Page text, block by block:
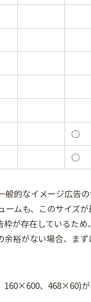
○
○
的なイメージ広告
ムも、このサイズが
が存在しているた
裕がない場合、ま
160×600、468×60)